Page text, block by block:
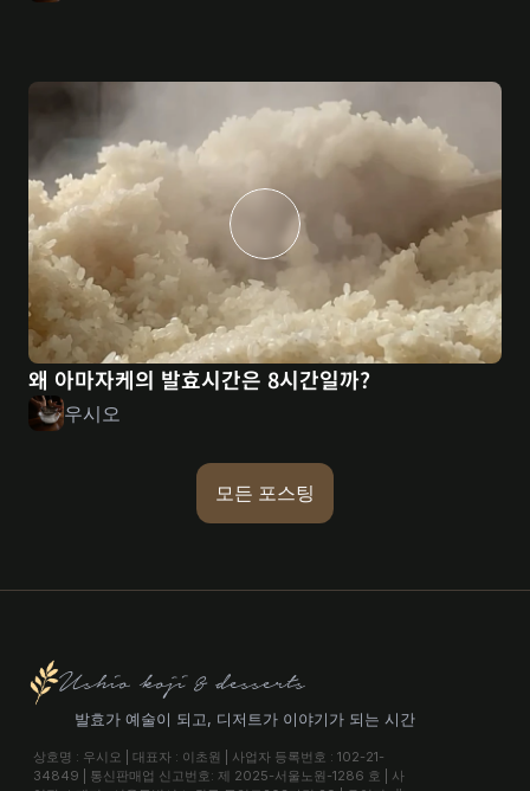
왜 아마자케의 발효시간은 8시간일까?
우시오
모든 포스팅
Ushio koji & desserts
발효가 예술이 되고, 디저트가 이야기가 되는 시간
상호명 : 우시오 | 대표자 : 이초원 | 사업자 등록번호 : 102-21-
34849 | 통신판매업 신고번호: 제 2025-서울노원-1286 호 | 사